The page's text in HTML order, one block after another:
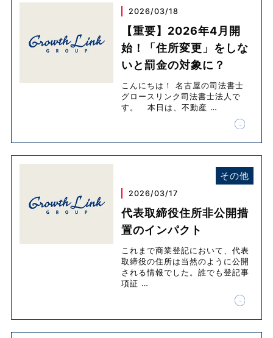
2026/03/18
【重要】2026年4月開
始！「住所変更」をしな
いと罰金の対象に？
こんにちは！ 名古屋の司法書士
グロースリンク司法書士法人で
す。 本日は、不動産 …
その他
2026/03/17
代表取締役住所非公開措
置のインパクト
これまで商業登記において、代表
取締役の住所は当然のように公開
される情報でした。誰でも登記事
項証 …